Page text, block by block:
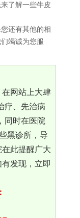
了解一些牛皮
您还有其他的相
竭诚为您服
网站上大肆
疗、先治病
同时在医院
黑诊所，导
此提醒广大
发现，立即